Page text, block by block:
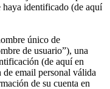
haya identificado (de aquí
único de
de usuario”), una
(de aquí en
de email personal válida
de su cuenta en